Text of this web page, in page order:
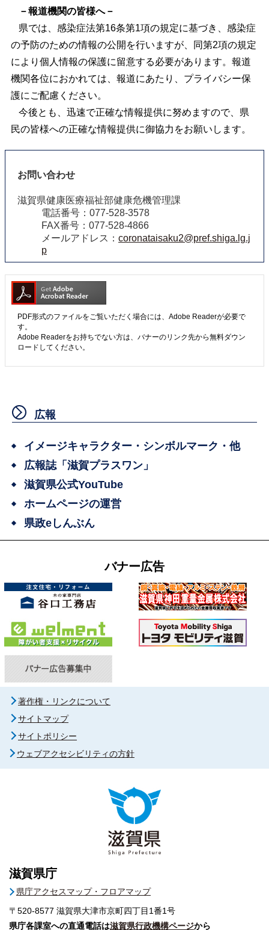
－報道機関の皆様へ－
県では、感染症法第16条第1項の規定に基づき、感染症
の予防のための情報の公開を行いますが、同第2項の規定
により個人情報の保護に留意する必要があります。報道
機関各位におかれては、報道にあたり、プライバシー保
護にご配慮ください。
今後とも、迅速で正確な情報提供に努めますので、県
民の皆様への正確な情報提供に御協力をお願いします。
お問い合わせ
滋賀県健康医療福祉部健康危機管理課
電話番号：077-528-3578
FAX番号：077-528-4866
メールアドレス： coronataisaku2@pref.shiga.lg.j
p
PDF形式のファイルをご覧いただく場合には、Adobe Readerが必要で
す。
Adobe Readerをお持ちでない方は、バナーのリンク先から無料ダウン
ロードしてください。
広報
イメージキャラクター・シンボルマーク・他
広報誌「滋賀プラスワン」
滋賀県公式YouTube
ホームページの運営
県政eしんぶん
バナー広告
著作権・リンクについて
サイトマップ
サイトポリシー
ウェブアクセシビリティの方針
滋賀県庁
県庁アクセスマップ・フロアマップ
〒520-8577 滋賀県大津市京町四丁目1番1号
県庁各課室への直通電話は滋賀県行政機構ページから